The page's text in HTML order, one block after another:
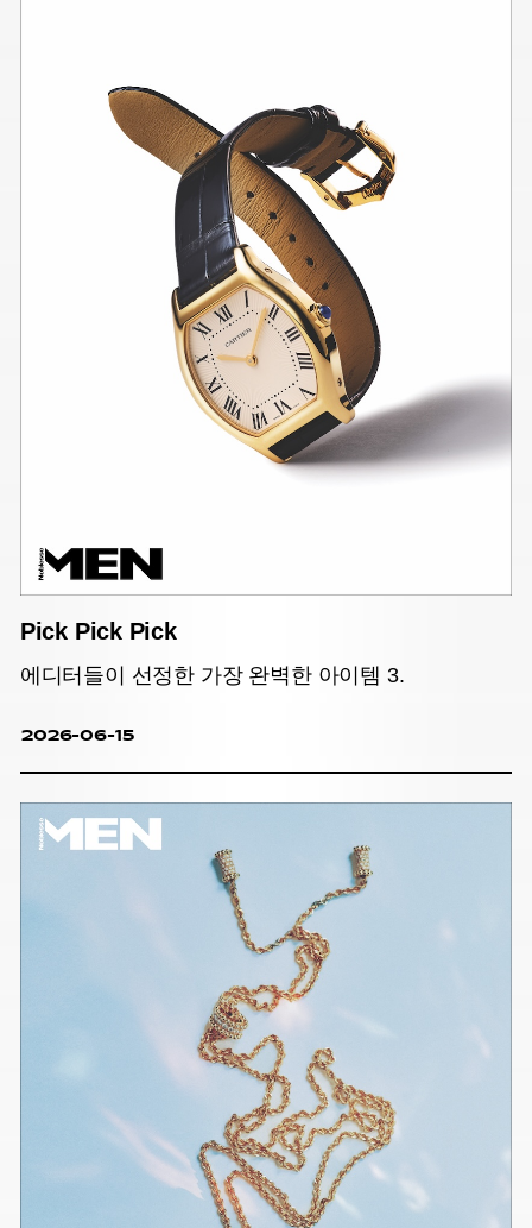
Pick Pick Pick
에디터들이 선정한 가장 완벽한 아이템 3.
2026-06-15